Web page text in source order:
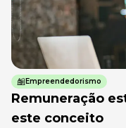
Empreendedorismo
Remuneração
este conceito